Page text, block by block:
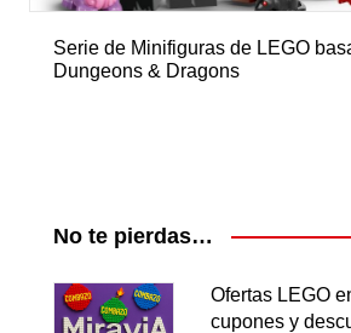
Serie de Minifiguras de LEGO
Dungeons & Dragons
No te pierdas…
Ofertas LEGO
cupones y